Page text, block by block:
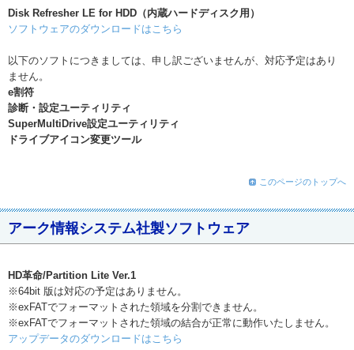
Disk Refresher LE for HDD（内蔵ハードディスク用）
ソフトウェアのダウンロードはこちら
以下のソフトにつきましては、申し訳ございませんが、対応予定はあり
ません。
e割符
診断・設定ユーティリティ
SuperMultiDrive設定ユーティリティ
ドライブアイコン変更ツール
このページのトップへ
アーク情報システム社製ソフトウェア
HD革命/Partition Lite Ver.1
※64bit 版は対応の予定はありません。
※exFATでフォーマットされた領域を分割できません。
※exFATでフォーマットされた領域の結合が正常に動作いたしません。
アップデータのダウンロードはこちら